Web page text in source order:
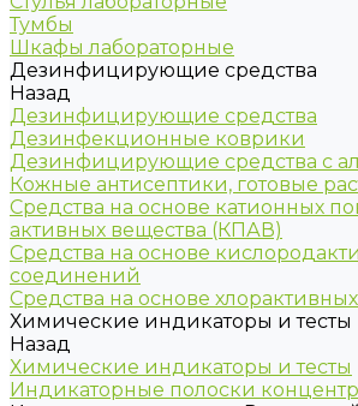
Тумбы
Шкафы лабораторные
Дезинфицирующие средства
Назад
Дезинфицирующие средства
Дезинфекционные коврики
Дезинфицирующие средства с
Кожные антисептики, готовые
Средства на основе катионных
активных вещества (КПАВ)
Средства на основе
соединений
Средства на основе
Химические индикаторы и тесты
Назад
Химические индикаторы и тесты
Индикаторные полоски